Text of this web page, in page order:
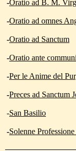
-Oratio ad B. M.
-Oratio ad omnes
-Oratio ad Sanctum
-Oratio ante
-Per le Anime del
-Preces ad Sanctum
-San Basilio
-Solenne